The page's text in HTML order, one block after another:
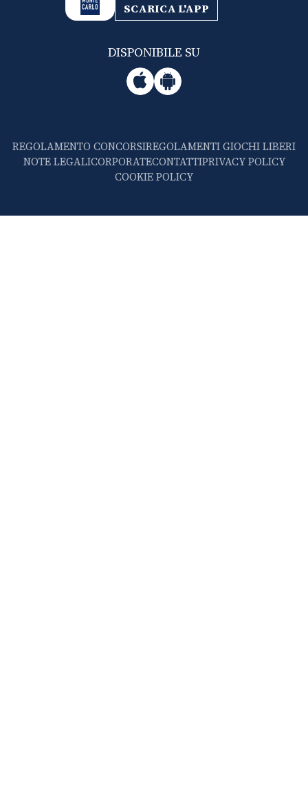
SCARICA L'APP
DISPONIBILE SU
REGOLAMENTO CONCORSIREGOLAMENTI GIOCHI LIBERI
NOTE LEGALICORPORATECONTATTIPRIVACY POLICY
COOKIE POLICY